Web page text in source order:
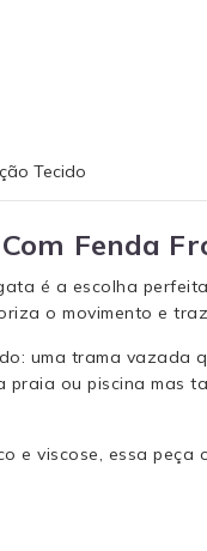
Tecido
Fenda
é a escolha
o movimento e
uma trama vazada
ou piscina mas
e viscose, essa